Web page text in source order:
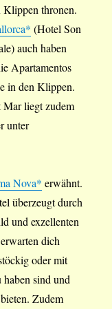
Klippen thronen.
(Hotel Son
auch haben
Apartamentos
in den Klippen.
liegt zudem
unter
Nova* erwähnt.
überzeugt durch
und exzellenten
dich
oder mit
sind und
Zudem